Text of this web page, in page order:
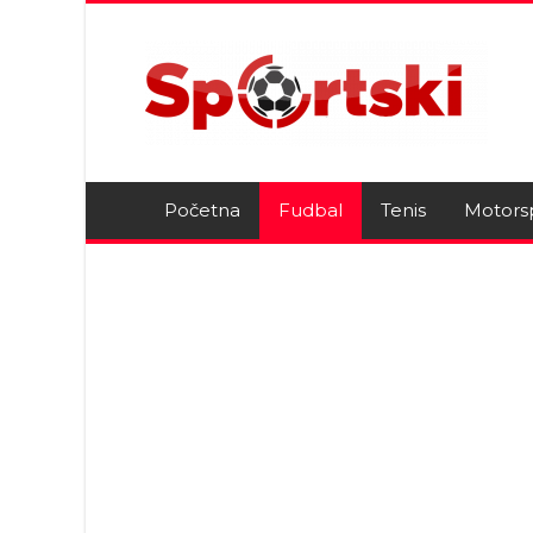
Početna Fudbal Tenis